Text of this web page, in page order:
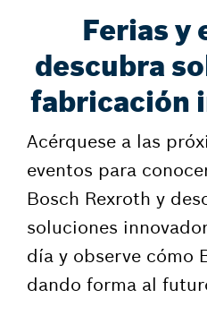
Ferias y
descubra
fabricación
Acérquese a las
eventos para
Bosch Rexroth y
soluciones
día y observe cómo
dando forma al